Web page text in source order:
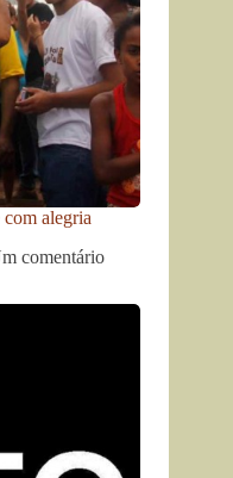
alegria
comentário